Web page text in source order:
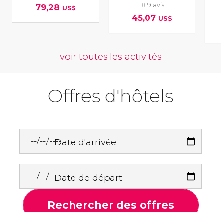
79,28 US$ 1819 avis
45,07 US$
voir toutes les activités
Offres d'hôtels
Date d'arrivée
Date de départ
Rechercher des offres